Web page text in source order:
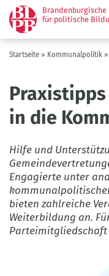
Direkt
zum
Inhalt
für politische
Pfadnavigation
Startseite Kommunalpolitik
in die
Hilfe und
Engagierte unter
bieten zahlreiche
Weiterbildung an.